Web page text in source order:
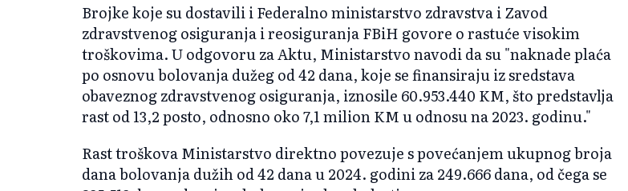
Brojke koje su dostavili i Federalno ministarstvo zdravstva i Zavod
zdravstvenog osiguranja i reosiguranja FBiH govore o rastuće visokim
troškovima. U odgovoru za Aktu, Ministarstvo navodi da su "naknade plaća
po osnovu bolovanja dužeg od 42 dana, koje se finansiraju iz sredstava
obaveznog zdravstvenog osiguranja, iznosile 60.953.440 KM, što predstavlja
rast od 13,2 posto, odnosno oko 7,1 milion KM u odnosu na 2023. godinu."
Rast troškova Ministarstvo direktno povezuje s povećanjem ukupnog broja
dana bolovanja dužih od 42 dana u 2024. godini za 249.666 dana, od čega se